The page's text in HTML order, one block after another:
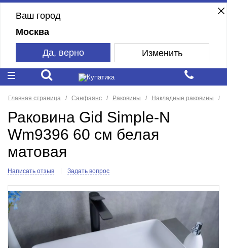
Ваш город
Москва
Да, верно Изменить
Главная страница Санфаянс Раковины Накладные раковины
Раковина Gid Simple-N
Wm9396 60 см белая
матовая
Написать отзыв Задать вопрос